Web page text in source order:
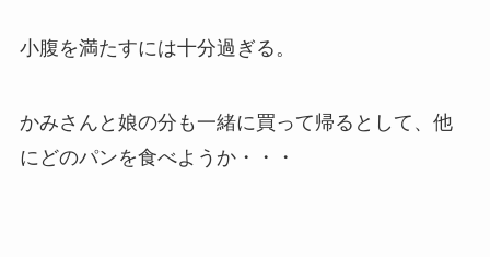
小腹を満たすには十分過ぎる。
かみさんと娘の分も一緒に買って帰るとして、他
にどのパンを食べようか・・・